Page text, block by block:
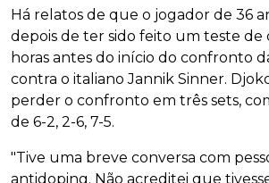
Há relatos de que o jogador de 36
depois de ter sido feito um teste de
horas antes do início do confronto
contra o italiano Jannik Sinner.
perder o confronto em três sets,
de 6-2, 2-6, 7-5.
"Tive uma breve conversa com
antidoping. Não acreditei que